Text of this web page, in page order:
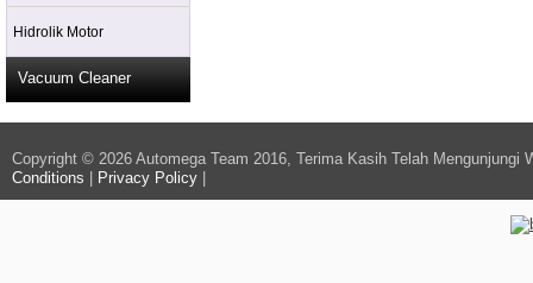
Hidrolik Motor
Vacuum Cleaner
Copyright © 2026 Automega Team 2016, Terima Kasih Telah Mengunjungi
Conditions
Privacy Policy